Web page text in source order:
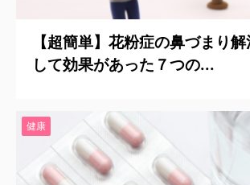
【超簡単】花粉症の鼻づまり
して効果があった７つの...
健康